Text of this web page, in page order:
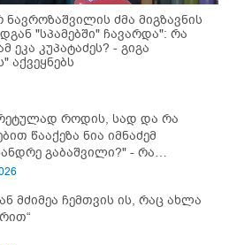
ნავროზაშვილის ძმა მიგზავნის
"სპამებში" ჩავარდა": რა
ეკა კუპატაძეს? - გიგა
აქვეყნებს
როდის, სად და რა
წააქეზა ნია იმნაძემ
გაბაშვილი?" - რა
ავრცელებს ნია იმნაძის
მძიმეა ჩემთვის ის, რაც ახლა